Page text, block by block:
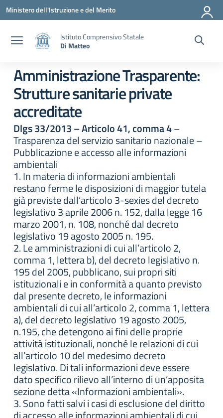
Vai ai contenuti
Vai al menu di navigazione
Vai al footer
Ministero dell'Istruzione e del Merito
Istituto Comprensivo Statale
Di Matteo
Amministrazione Trasparente:
Strutture sanitarie private
accreditate
Dlgs 33/2013 – Articolo 41, comma 4–
Trasparenza del servizio sanitario nazionale –
Pubblicazione e accesso alle informazioni
ambientali
1. In materia di informazioni ambientali
restano ferme le disposizioni di maggior tutela
già previste dall’articolo 3-sexies del decreto
legislativo 3 aprile 2006 n. 152, dalla legge 16
marzo 2001, n. 108, nonché dal decreto
legislativo 19 agosto 2005 n. 195.
2. Le amministrazioni di cui all’articolo 2,
comma 1, lettera b), del decreto legislativo n.
195 del 2005, pubblicano, sui propri siti
istituzionali e in conformità a quanto previsto
dal presente decreto, le informazioni
ambientali di cui all’articolo 2, comma 1, lettera
a), del decreto legislativo 19 agosto 2005,
n.195, che detengono ai fini delle proprie
attività istituzionali, nonché le relazioni di cui
all’articolo 10 del medesimo decreto
legislativo. Di tali informazioni deve essere
dato specifico rilievo all’interno di un’apposita
sezione detta «Informazioni ambientali».
3. Sono fatti salvi i casi di esclusione del diritto